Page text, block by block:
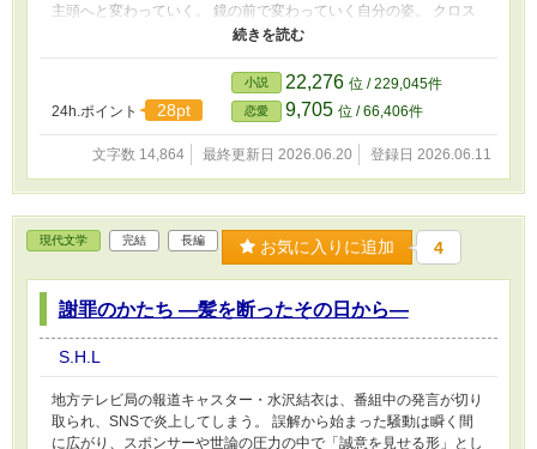
主頭へと変わっていく。 鏡の前で変わっていく自分の姿。 クロス
の上に落ちていく髪。 軽くなっていく頭と、少しずつ解けていく
心。 その断髪を担当したのは、若い理容師の佐々木涼。 静かで優
しい彼との会話の中で、沙織の心は次第に癒されていく。 失恋の
痛みから始まった理容店での出会い。 髪を切るたびに近づいてい
く二人の距離。 そして気づいたときには、新しい恋が静かに芽生
えていた。 髪を失うことで見つけた、新しい自分。 そして、もう
一度誰かを好きになる勇気。 髪を切るその日、人生は少しだけ変
わる。 理容店を舞台に描く、 断髪と再生、そして恋の物語。
24h.ポイント 28pt
小説 22,276 位 / 229,045件
恋愛 9,705 位 / 66,406件
文字数 14,864 最終更新日 2026.06.20 登録日 2026.06.11
現代文学 完結 長編 お気に入りに追加 4
謝罪のかたち ―髪を断ったその日から―
S.H.L
地方テレビ局の報道キャスター・水沢結衣は、番組中の発言が切り
取られ、SNSで炎上してしまう。 誤解から始まった騒動は瞬く間
に広がり、スポンサーや世論の圧力の中で「誠意を見せる形」とし